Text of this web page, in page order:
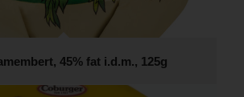
45% fat i.d.m., 125g